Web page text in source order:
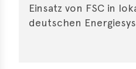
Einsatz von FSC in
deutschen